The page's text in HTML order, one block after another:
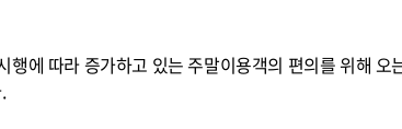
행에 따라 증가하고 있는 주말이용객의 편의를 위해